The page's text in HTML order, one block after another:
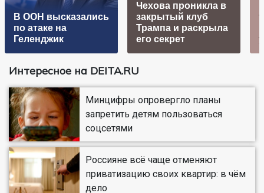
В ООН высказались
по атаке на
Геленджик
Чехова проникла в
закрытый клуб
Трампа и раскрыла
его секрет
Интересное на DEITA.RU
Минцифры опровергло планы
запретить детям пользоваться
соцсетями
Россияне всё чаще отменяют
приватизацию своих квартир: в чём
дело